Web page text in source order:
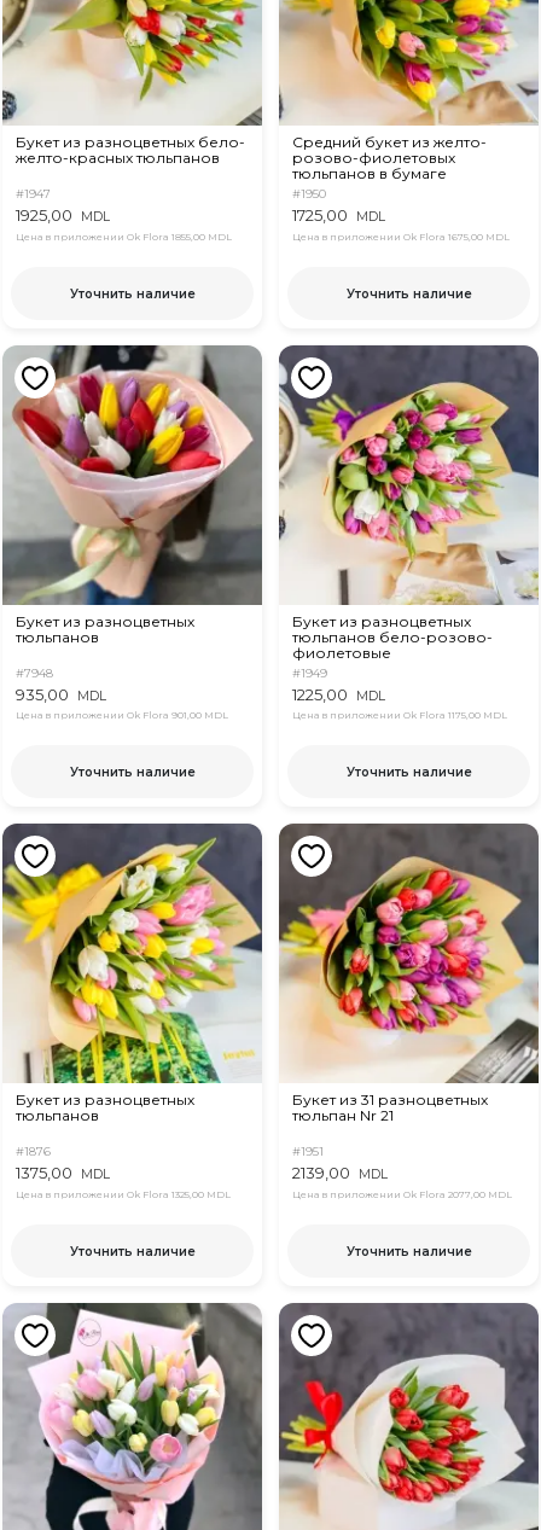
Букет из разноцветных бело-
желто-красных тюльпанов
#1947
1925,00 MDL
Цена в приложении Ok Flora 1855,00 MDL
Уточнить наличие
Средний букет из желто-
розово-фиолетовых
тюльпанов в бумаге
#1950
1725,00 MDL
Цена в приложении Ok Flora 1675,00 MDL
Уточнить наличие
Букет из разноцветных
тюльпанов
#7948
935,00 MDL
Цена в приложении Ok Flora 901,00 MDL
Уточнить наличие
Букет из разноцветных
тюльпанов бело-розово-
фиолетовые
#1949
1225,00 MDL
Цена в приложении Ok Flora 1175,00 MDL
Уточнить наличие
Букет из разноцветных
тюльпанов
#1876
1375,00 MDL
Цена в приложении Ok Flora 1325,00 MDL
Уточнить наличие
Букет из 31 разноцветных
тюльпан Nr 21
#1951
2139,00 MDL
Цена в приложении Ok Flora 2077,00 MDL
Уточнить наличие